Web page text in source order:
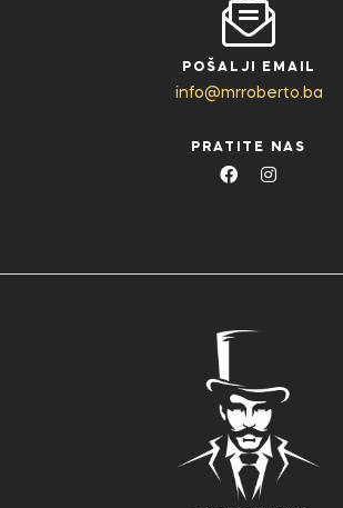
POŠALJI EMAIL
info@mrroberto.ba
PRATITE NAS